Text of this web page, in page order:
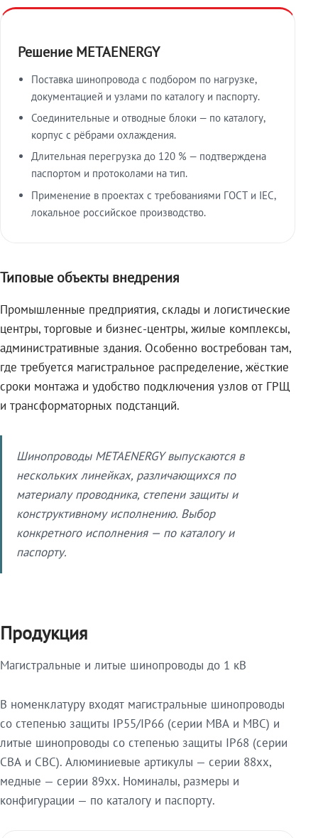
Решение METAENERGY
Поставка шинопровода с подбором по нагрузке,
документацией и узлами по каталогу и паспорту.
Соединительные и отводные блоки — по каталогу,
корпус с рёбрами охлаждения.
Длительная перегрузка до 120 % — подтверждена
паспортом и протоколами на тип.
Применение в проектах с требованиями ГОСТ и IEC,
локальное российское производство.
Типовые объекты внедрения
Промышленные предприятия, склады и логистические
центры, торговые и бизнес-центры, жилые комплексы,
административные здания. Особенно востребован там,
где требуется магистральное распределение, жёсткие
сроки монтажа и удобство подключения узлов от ГРЩ
и трансформаторных подстанций.
Шинопроводы METAENERGY выпускаются в
нескольких линейках, различающихся по
материалу проводника, степени защиты и
конструктивному исполнению. Выбор
конкретного исполнения — по каталогу и
паспорту.
Продукция
Магистральные и литые шинопроводы до 1 кВ
В номенклатуру входят магистральные шинопроводы
со степенью защиты IP55/IP66 (серии МВА и МВС) и
литые шинопроводы со степенью защиты IP68 (серии
СВА и СВС). Алюминиевые артикулы — серии 88xx,
медные — серии 89xx. Номиналы, размеры и
конфигурации — по каталогу и паспорту.